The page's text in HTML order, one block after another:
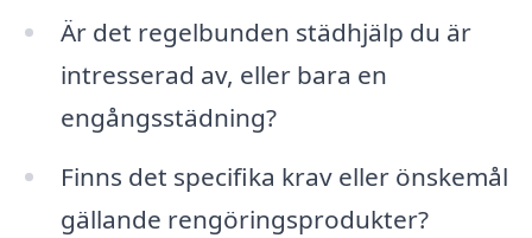
Är det regelbunden städhjälp du är
intresserad av, eller bara en
engångsstädning?
Finns det specifika krav eller önskemål
gällande rengöringsprodukter?